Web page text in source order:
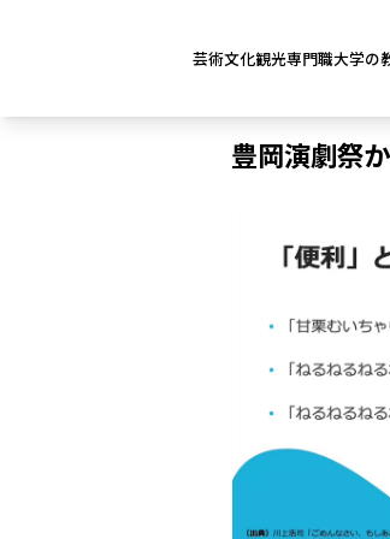
芸術文化観光専門職大学の
豊岡演劇祭